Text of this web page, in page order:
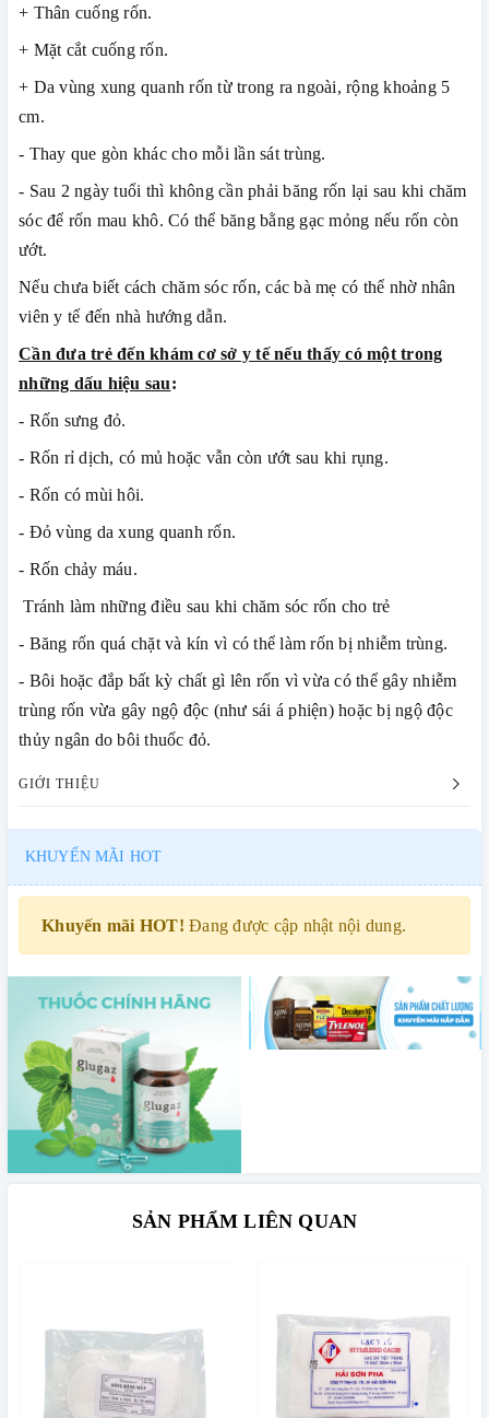
+ Thân cuống rốn.
+ Mặt cắt cuống rốn.
+ Da vùng xung quanh rốn từ trong ra ngoài, rộng khoảng 5
cm.
- Thay que gòn khác cho mỗi lần sát trùng.
- Sau 2 ngày tuổi thì không cần phải băng rốn lại sau khi chăm
sóc để rốn mau khô. Có thể băng bằng gạc mỏng nếu rốn còn
ướt.
Nếu chưa biết cách chăm sóc rốn, các bà mẹ có thể nhờ nhân
viên y tế đến nhà hướng dẫn.
Cần đưa trẻ đến khám cơ sở y tế nếu thấy có một trong
những dấu hiệu sau:
- Rốn sưng đỏ.
- Rốn rỉ dịch, có mủ hoặc vẫn còn ướt sau khi rụng.
- Rốn có mùi hôi.
- Đỏ vùng da xung quanh rốn.
- Rốn chảy máu.
Tránh làm những điều sau khi chăm sóc rốn cho trẻ
- Băng rốn quá chặt và kín vì có thể làm rốn bị nhiễm trùng.
- Bôi hoặc đắp bất kỳ chất gì lên rốn vì vừa có thể gây nhiễm
trùng rốn vừa gây ngộ độc (như sái á phiện) hoặc bị ngộ độc
thủy ngân do bôi thuốc đỏ.
GIỚI THIỆU
KHUYẾN MÃI HOT
Khuyến mãi HOT! Đang được cập nhật nội dung.
SẢN PHẨM LIÊN QUAN